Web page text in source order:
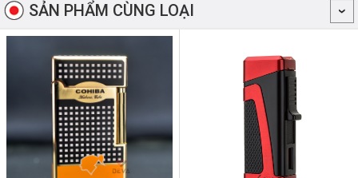
SẢN PHẨM CÙNG LOẠI